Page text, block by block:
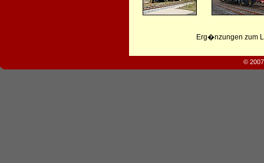
Erg�nzungen zum
©